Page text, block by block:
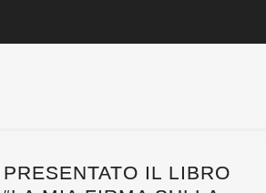
PRESENTATO IL LIBRO